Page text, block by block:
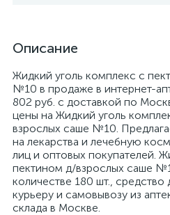
Описание
Жидкий уголь комплекс с
№10 в продаже в интернет-
802 руб. с доставкой по
цены на Жидкий уголь
взрослых саше №10.
на лекарства и лечебную
лиц и оптовых покупателей.
пектином д/взрослых саше
количестве 180 шт., средство
курьеру и самовывозу из
склада в Москве.